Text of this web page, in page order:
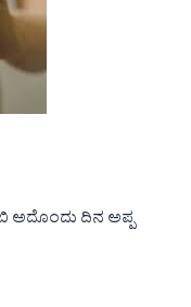
ಅದೊಂದು ದಿನ ಅಪ್ಪ